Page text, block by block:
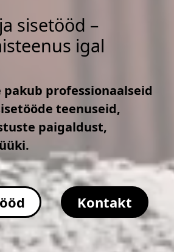
sisetööd –
igal
professionaalseid
teenuseid,
paigaldust,
Kontakt